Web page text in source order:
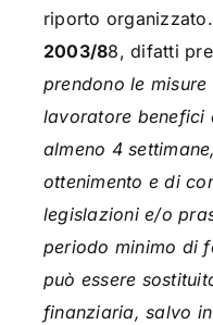
riporto organizzato.
2003/88, difatti
prendono le
lavoratore benefici
almeno 4
ottenimento e di
legislazioni e/o
periodo minimo di
può essere
finanziaria, salvo